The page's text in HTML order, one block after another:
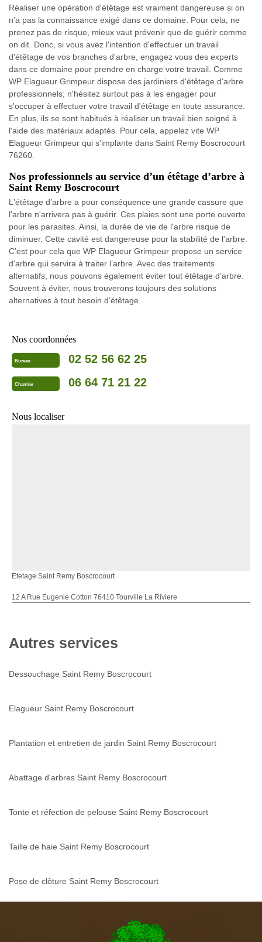
Réaliser une opération d'étêtage est vraiment dangereuse si on
n'a pas la connaissance exigé dans ce domaine. Pour cela, ne
prenez pas de risque, mieux vaut prévenir que de guérir comme
on dit. Donc, si vous avez l'intention d'effectuer un travail
d'étêtage de vos branches d'arbre, engagez vous des experts
dans ce domaine pour prendre en charge votre travail. Comme
WP Elagueur Grimpeur dispose des jardiniers d'étêtage d'arbre
professionnels; n'hésitez surtout pas à les engager pour
s'occuper à effectuer votre travail d'étêtage en toute assurance.
En plus, ils se sont habitués à réaliser un travail bien soigné à
l'aide des matériaux adaptés. Pour cela, appelez vite WP
Elagueur Grimpeur qui s'implante dans Saint Remy Boscrocourt
76260.
Nos professionnels au service d’un étêtage d’arbre à
Saint Remy Boscrocourt
L'étêtage d’arbre a pour conséquence une grande cassure que
l'arbre n'arrivera pas à guérir. Ces plaies sont une porte ouverte
pour les parasites. Ainsi, la durée de vie de l'arbre risque de
diminuer. Cette cavité est dangereuse pour la stabilité de l'arbre.
C’est pour cela que WP Elagueur Grimpeur propose un service
d’arbre qui servira à traiter l’arbre. Avec des traitements
alternatifs, nous pouvons également éviter tout étêtage d’arbre.
Souvent à éviter, nous trouverons toujours des solutions
alternatives à tout besoin d’étêtage.
Nos coordonnées
Bureau 02 52 56 62 25
Chantier 06 64 71 21 22
Nous localiser
Etetage Saint Remy Boscrocourt
12 A Rue Eugenie Cotton 76410 Tourville La Riviere
Autres services
Dessouchage Saint Remy Boscrocourt
Elagueur Saint Remy Boscrocourt
Plantation et entretien de jardin Saint Remy Boscrocourt
Abattage d'arbres Saint Remy Boscrocourt
Tonte et réfection de pelouse Saint Remy Boscrocourt
Taille de haie Saint Remy Boscrocourt
Pose de clôture Saint Remy Boscrocourt